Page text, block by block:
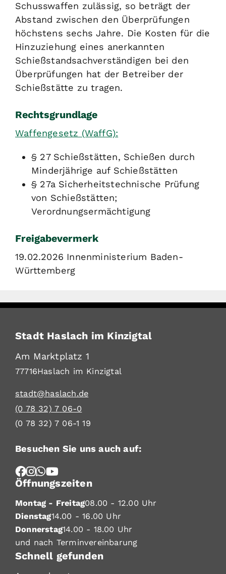
Schusswaffen zulässig, so beträgt der
Abstand zwischen den Überprüfungen
höchstens sechs Jahre. Die Kosten für die
Hinzuziehung eines anerkannten
Schießstandsachverständigen bei den
Überprüfungen hat der Betreiber der
Schießstätte zu tragen.
Rechtsgrundlage
Waffengesetz (WaffG):
§ 27 Schießstätten, Schießen durch
Minderjährige auf Schießstätten
§ 27a Sicherheitstechnische Prüfung
von Schießstätten;
Verordnungsermächtigung
Freigabevermerk
19.02.2026 Innenministerium Baden-
Württemberg
Stadt Haslach im Kinzigtal
Am Marktplatz 1
77716Haslach im Kinzigtal
stadt@haslach.de
(0 78 32) 7 06-0
(0 78 32) 7 06-1 19
Besuchen Sie uns auch auf:
Öffnungszeiten
Montag - Freitag08.00 - 12.00 Uhr
Dienstag14.00 - 16.00 Uhr
Donnerstag14.00 - 18.00 Uhr
und nach Terminvereinbarung
Schnell gefunden